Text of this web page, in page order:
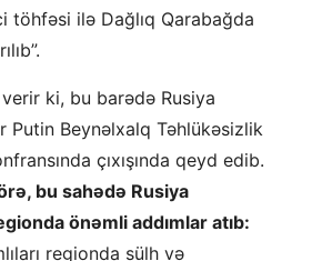
töhfəsi ilə Dağlıq Qarabağda
ki, bu barədə Rusiya
Putin Beynəlxalq Təhlükəsizlik
çıxışında qeyd edib.
bu sahədə Rusiya
önəmli addımlar atıb:
regionda sülh və